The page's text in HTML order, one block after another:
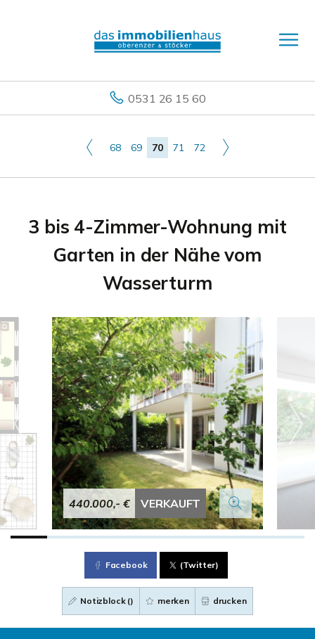
0531 26 15 60
68 69 70 71 72
3 bis 4-Zimmer-Wohnung mit
Garten in der Nähe vom
Wasserturm
440.000,- € VERKAUFT
Facebook (Twitter)
Notizblock () merken drucken